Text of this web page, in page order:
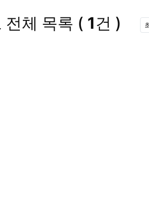
전체 목록 ( 1건 )